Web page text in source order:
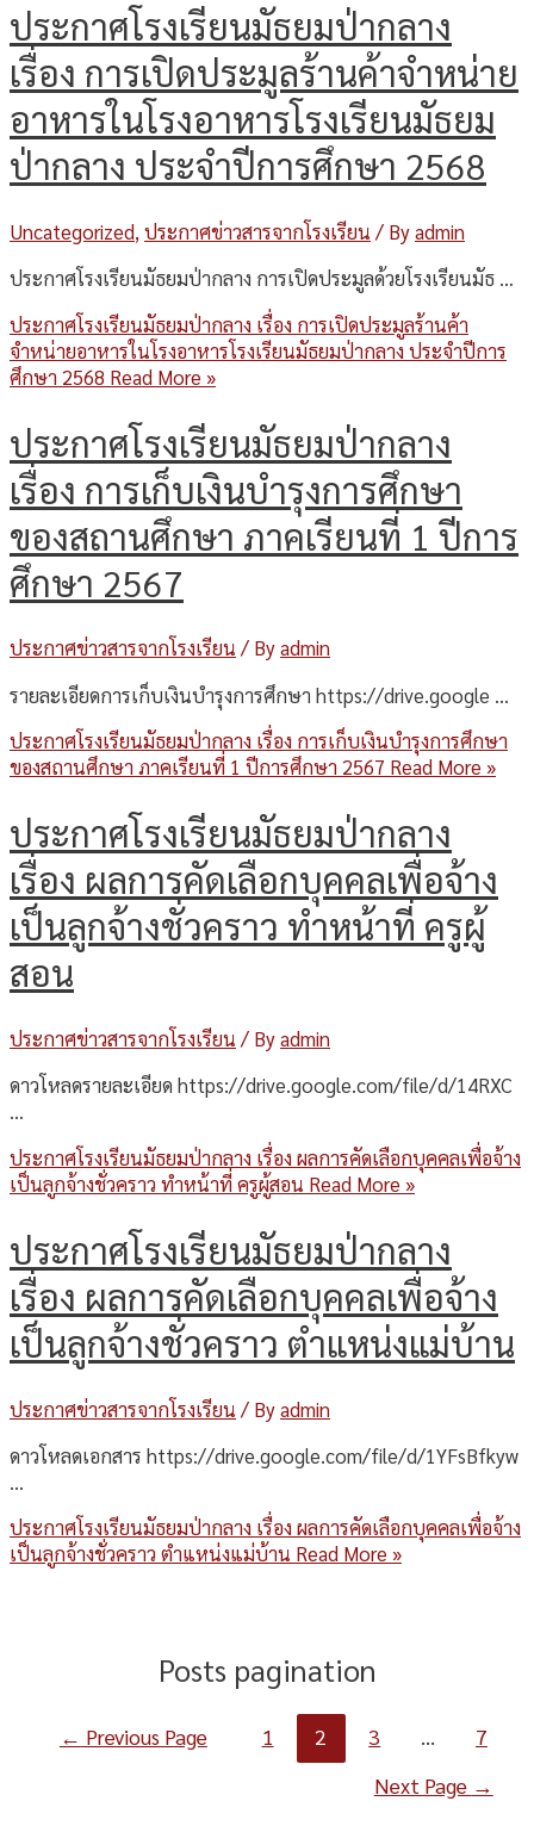
ประกาศโรงเรียนมัธยมป่ากลาง
เรื่อง การเปิดประมูลร้านค้าจำหน่าย
อาหารในโรงอาหารโรงเรียนมัธยม
ป่ากลาง ประจำปีการศึกษา 2568
Uncategorized, ประกาศข่าวสารจากโรงเรียน / Byadmin
ประกาศโรงเรียนมัธยมป่ากลาง การเปิดประมูลด้วยโรงเรียนมัธ …
ประกาศโรงเรียนมัธยมป่ากลาง เรื่อง การเปิดประมูลร้านค้า
จำหน่ายอาหารในโรงอาหารโรงเรียนมัธยมป่ากลาง ประจำปีการ
ศึกษา 2568 Read More »
ประกาศโรงเรียนมัธยมป่ากลาง
เรื่อง การเก็บเงินบำรุงการศึกษา
ของสถานศึกษา ภาคเรียนที่ 1 ปีการ
ศึกษา 2567
ประกาศข่าวสารจากโรงเรียน / Byadmin
รายละเอียดการเก็บเงินบำรุงการศึกษา https://drive.google …
ประกาศโรงเรียนมัธยมป่ากลาง เรื่อง การเก็บเงินบำรุงการศึกษา
ของสถานศึกษา ภาคเรียนที่ 1 ปีการศึกษา 2567 Read More »
ประกาศโรงเรียนมัธยมป่ากลาง
เรื่อง ผลการคัดเลือกบุคคลเพื่อจ้าง
เป็นลูกจ้างชั่วคราว ทำหน้าที่ ครูผู้
สอน
ประกาศข่าวสารจากโรงเรียน / Byadmin
ดาวโหลดรายละเอียด https://drive.google.com/file/d/14RXC
…
ประกาศโรงเรียนมัธยมป่ากลาง เรื่อง ผลการคัดเลือกบุคคลเพื่อจ้าง
เป็นลูกจ้างชั่วคราว ทำหน้าที่ ครูผู้สอน Read More »
ประกาศโรงเรียนมัธยมป่ากลาง
เรื่อง ผลการคัดเลือกบุคคลเพื่อจ้าง
เป็นลูกจ้างชั่วคราว ตําแหน่งแม่บ้าน
ประกาศข่าวสารจากโรงเรียน / Byadmin
ดาวโหลดเอกสาร https://drive.google.com/file/d/1YFsBfkyw
…
ประกาศโรงเรียนมัธยมป่ากลาง เรื่อง ผลการคัดเลือกบุคคลเพื่อจ้าง
เป็นลูกจ้างชั่วคราว ตําแหน่งแม่บ้าน Read More »
Posts pagination
← Previous Page 1 2 3 …
7
Next Page →